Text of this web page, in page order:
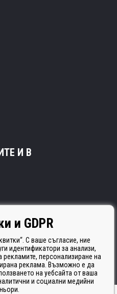
И В
и GDPR
С ваше съгласие, ние
идентификатори за анализи,
персонализиране на
реклама. Възможно е да
на уебсайта от ваша
и социални медийни